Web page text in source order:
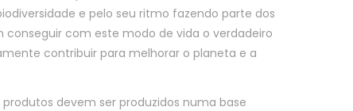
e pelo seu ritmo fazendo parte dos
com este modo de vida o verdadeiro
contribuir para melhorar o planeta e a
devem ser produzidos numa base